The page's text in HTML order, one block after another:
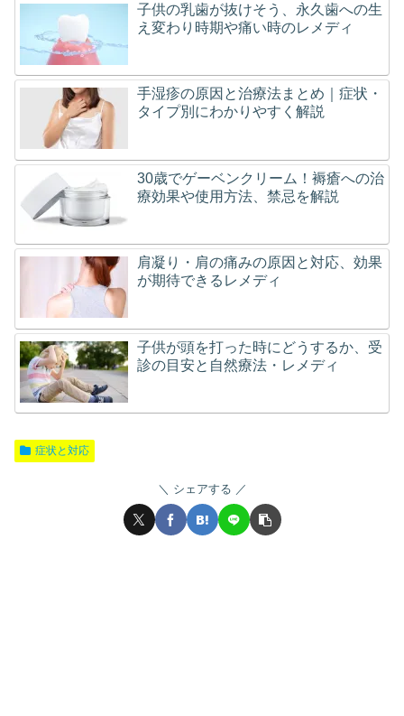
子供の乳歯が抜けそう、永久歯への生
え変わり時期や痛い時のレメディ
手湿疹の原因と治療法まとめ｜症状・
タイプ別にわかりやすく解説
30歳でゲーベンクリーム！褥瘡への治
療効果や使用方法、禁忌を解説
肩凝り・肩の痛みの原因と対応、効果
が期待できるレメディ
子供が頭を打った時にどうするか、受
診の目安と自然療法・レメディ
症状と対応
シェアする